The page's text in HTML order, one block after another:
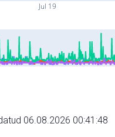
Jul 19
06.08.2026 00:41:48